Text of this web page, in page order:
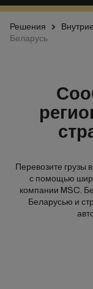
Решения
Беларусь
Перевозите грузы
с помощью
компании MSC.
Беларусью и